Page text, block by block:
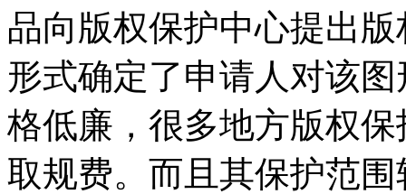
品向版权保护中心提出
形式确定了申请人对该
格低廉，很多地方版权
取规费。而且其保护范